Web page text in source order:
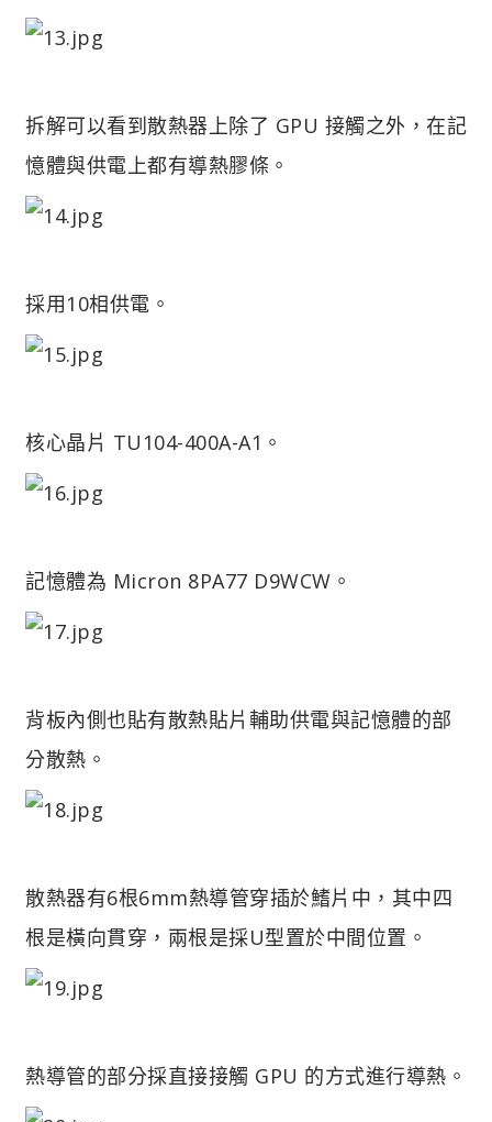
拆解可以看到散熱器上除了 GPU 接觸之外，在記
憶體與供電上都有導熱膠條。
採用10相供電。
核心晶片 TU104-400A-A1。
記憶體為 Micron 8PA77 D9WCW。
背板內側也貼有散熱貼片輔助供電與記憶體的部
分散熱。
散熱器有6根6mm熱導管穿插於鰭片中，其中四
根是橫向貫穿，兩根是採U型置於中間位置。
熱導管的部分採直接接觸 GPU 的方式進行導熱。